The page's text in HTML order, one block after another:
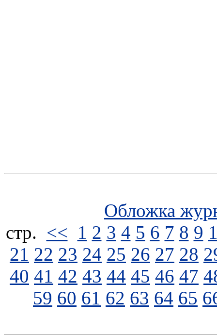
Обложка
стp. << 1 2 3 4 5 6 7 8 9
21 22 23 24 25 26 27 28
40 41 42 43 44 45 46 47
59 60 61 62 63 64 65